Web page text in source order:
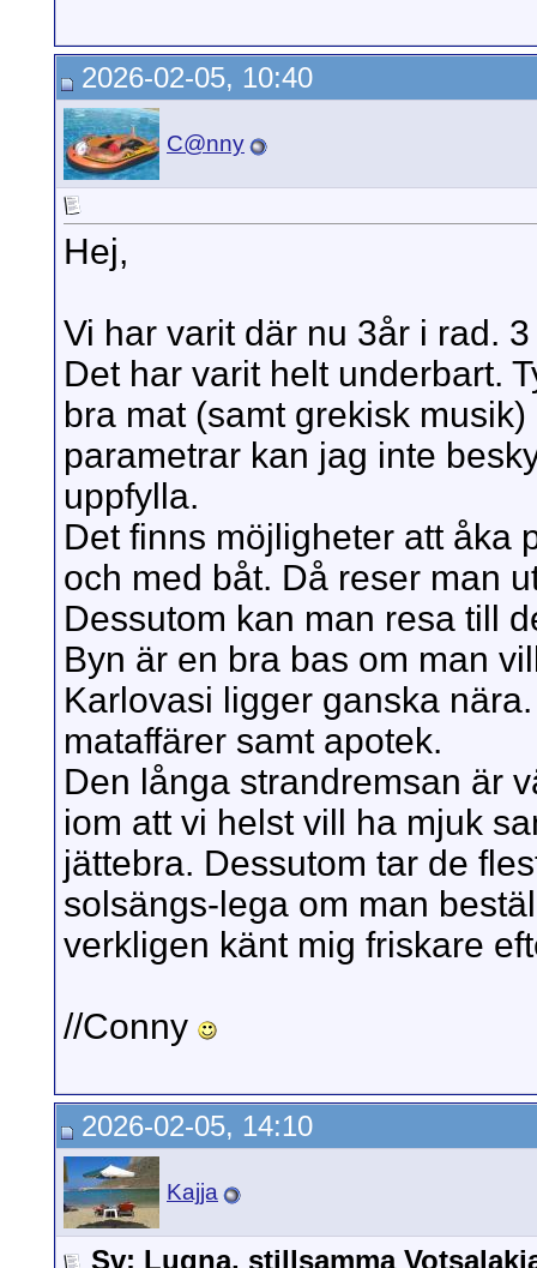
2026-02-05, 10:40
C@nny
Hej,
Vi har varit där nu 3år i rad.
Det har varit helt underbart.
bra mat (samt grekisk
parametrar kan jag inte
uppfylla.
Det finns möjligheter att åka
och med båt. Då reser man
Dessutom kan man resa till
Byn är en bra bas om man
Karlovasi ligger ganska
mataffärer samt apotek.
Den långa strandremsan är
iom att vi helst vill ha mjuk
jättebra. Dessutom tar de
solsängs-lega om man
verkligen känt mig friskare
//Conny
2026-02-05, 14:10
Kajja
Sv: Lugna, stillsamma